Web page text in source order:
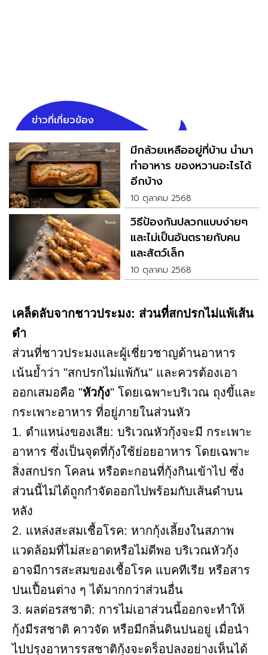
ข่าวที่เกี่ยวข้อง
มีกล้วยเหลืออยู่ที่บ้าน นำมา
ทำอาหาร ของหวานอะไรได้
อีกบ้าง
10 ตุลาคม 2568
วิธีป้องกันปลวกแบบง่ายๆ
และไม่เป็นอันตรายกับคน
และสัตว์เล็ก
10 ตุลาคม 2568
เคล็ดลับจากชาวประมง: ส่วนที่สกปรกไม่แพ้เส้น
ดำ
ส่วนที่ชาวประมงและผู้เชี่ยวชาญด้านอาหาร
เน้นย้ำว่า "สกปรกไม่แพ้กัน" และควรต้องเอา
ออกเสมอคือ "หัวกุ้ง" โดยเฉพาะบริเวณ ถุงขี้และ
กระเพาะอาหาร ที่อยู่ภายในส่วนหัว
1. ตำแหน่งของเสีย: บริเวณหัวกุ้งจะมี กระเพาะ
อาหาร ซึ่งเป็นจุดที่กุ้งใช้ย่อยอาหาร โดยเฉพาะ
สิ่งสกปรก โคลน หรือตะกอนที่กุ้งกินเข้าไป ซึ่ง
ส่วนนี้ไม่ได้ถูกกำจัดออกไปพร้อมกับเส้นดำบน
หลัง
2. แหล่งสะสมเชื้อโรค: หากกุ้งเลี้ยงในสภาพ
แวดล้อมที่ไม่สะอาดหรือไม่ดีพอ บริเวณหัวกุ้ง
อาจมีการสะสมของเชื้อโรค แบคทีเรีย หรือสาร
ปนเปื้อนต่าง ๆ ได้มากกว่าส่วนอื่น
3. ผลต่อรสชาติ: การไม่เอาส่วนนี้ออกจะทำให้
กุ้งมีรสชาติ คาวจัด หรือมีกลิ่นดินปนอยู่ เมื่อนำ
ไปปรุงอาหารรสชาติกุ้งจะดร็อปลงอย่างเห็นได้